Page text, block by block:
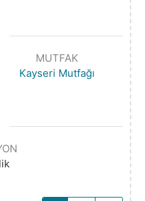
MUTFAK
Kayseri Mutfağı